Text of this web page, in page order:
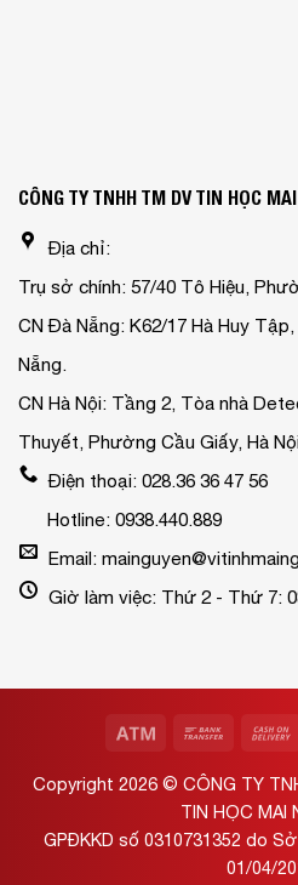
CÔNG TY TNHH TM DV TIN HỌC MAI
Địa chỉ:
Trụ sở chính: 57/40 Tô Hiệu,
CN Đà Nẵng: K62/17 Hà Huy
Nẵng.
CN Hà Nội: Tầng 2, Tòa nhà
Thuyết, Phường Cầu Giấy, Hà
Điện thoại: 028.36 36 47 56
Hotline: 0938.440.889
Email:
Giờ làm việc: Thứ 2 - Thứ 7:
Copyright 2026 © CÔNG TY
TIN HỌC MAI
GPĐKKD số 0310731352 do
01/04/